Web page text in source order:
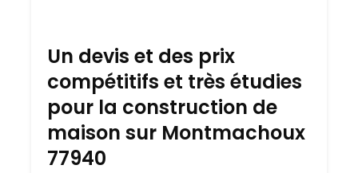
Un devis et des prix
compétitifs et très étudies
pour la construction de
maison sur Montmachoux
77940